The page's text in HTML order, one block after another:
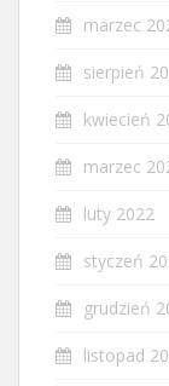
marzec
sierpień
kwiecień
marzec
luty 2022
styczeń
grudzień
listopad